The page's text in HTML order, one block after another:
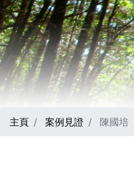
主頁 案例見證 陳國培